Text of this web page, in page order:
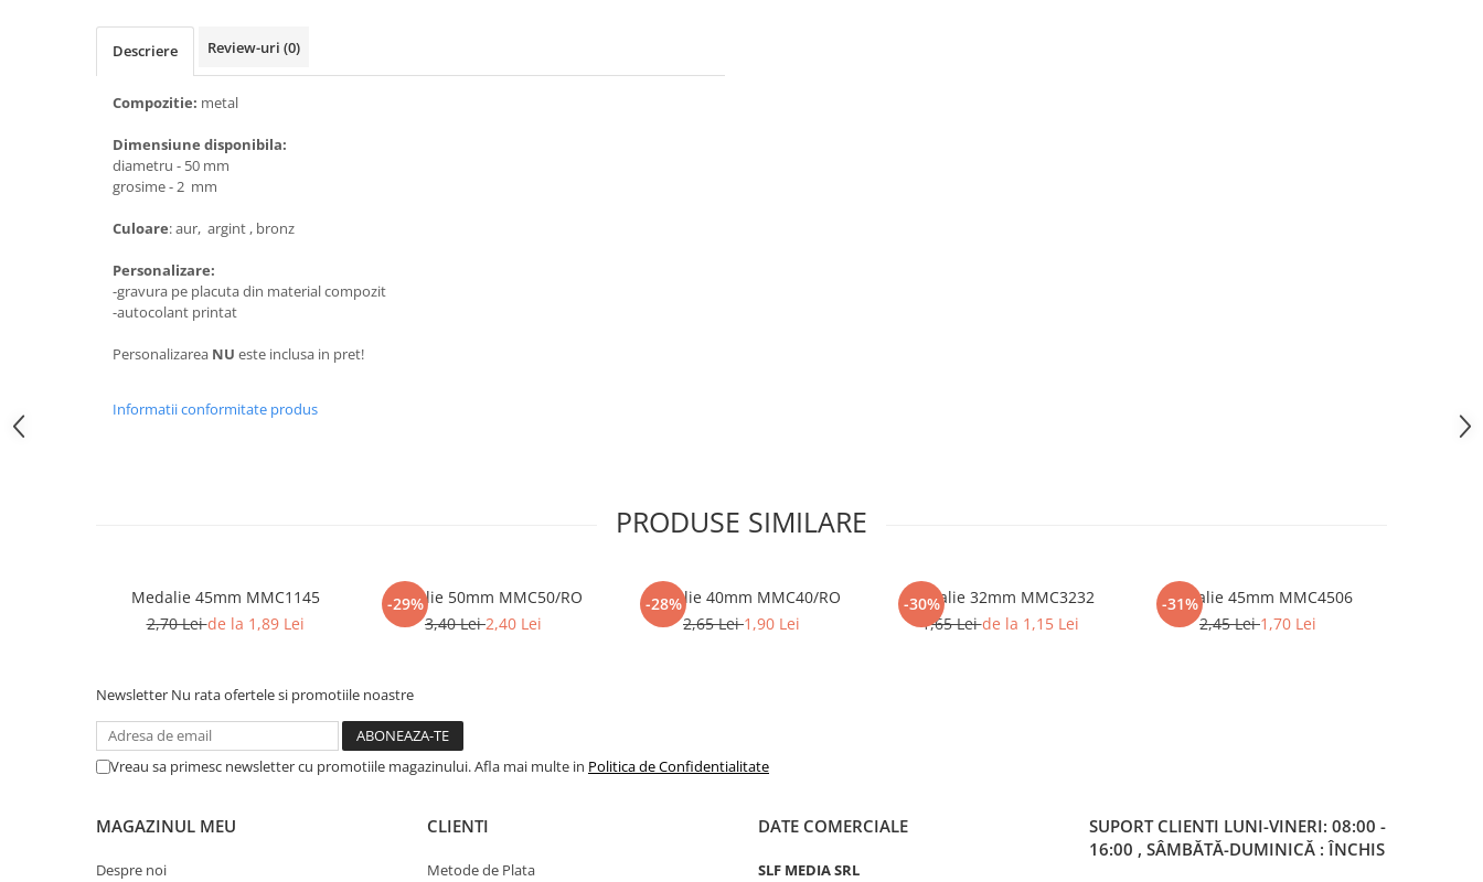
Accesorii Cupe
Personalizari Cupe
Medalii Tematice
Accesorii Medalii
Snur Medalie
Medalii Personalizate
Trofee Acril
Accesorii Trofee
Personalizari Trofee
Trofeu Plastic
Figurine Rasina
Accesorii Figurine
Descriere Review-uri (0)
Compozitie: metal
Dimensiune disponibila:
diametru - 50 mm
grosime - 2 mm
Culoare: aur, argint , bronz
Personalizare:
-gravura pe placuta din material compozit
-autocolant printat
Personalizarea NU este inclusa in pret!
Informatii conformitate produs
PRODUSE SIMILARE
Medalie 45mm MMC1145
2,70 Leide la 1,89 Lei
-29%
Medalie 50mm MMC50/RO
3,40 Lei2,40 Lei
-28%
Medalie 40mm MMC40/RO
2,65 Lei1,90 Lei
-30%
Medalie 32mm MMC3232
1,65 Leide la 1,15 Lei
-31%
Medalie 45mm MMC4506
2,45 Lei1,70 Lei
Newsletter Nu rata ofertele si promotiile noastre
Vreau sa primesc newsletter cu promotiile magazinului. Afla mai multe in Politica de Confidentialitate
MAGAZINUL MEU
Despre noi
CLIENTI
Metode de Plata
DATE COMERCIALE
SLF MEDIA SRL
SUPORT CLIENTI LUNI-VINERI: 08:00 -
16:00 , SÂMBĂTĂ-DUMINICĂ : ÎNCHIS